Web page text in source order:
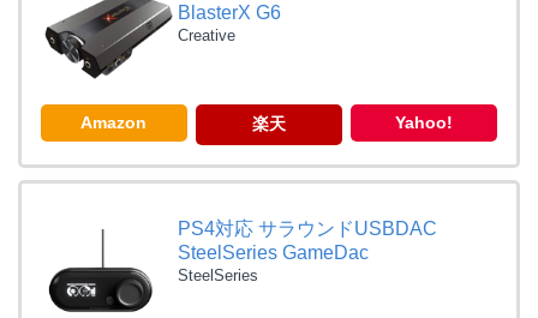
BlasterX G6
Creative
Amazon 楽天 Yahoo!
PS4対応 サラウンドUSBDAC
SteelSeries GameDac
SteelSeries